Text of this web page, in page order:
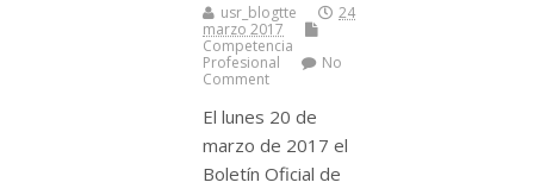
usr_blogtte
24
marzo 2017
Competencia
Profesional
No
Comment
El lunes 20 de
marzo de 2017 el
Boletí­n Oficial de